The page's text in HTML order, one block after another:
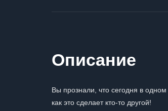
Описание
Вы прознали, что сегодня в одном
как это сделает кто-то другой!